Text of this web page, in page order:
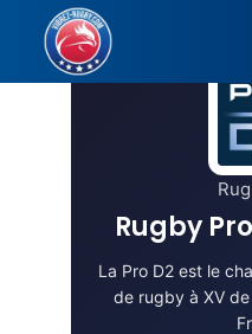
Aller
contenu
Rugby
La Pro D2 est le
de rugby à XV